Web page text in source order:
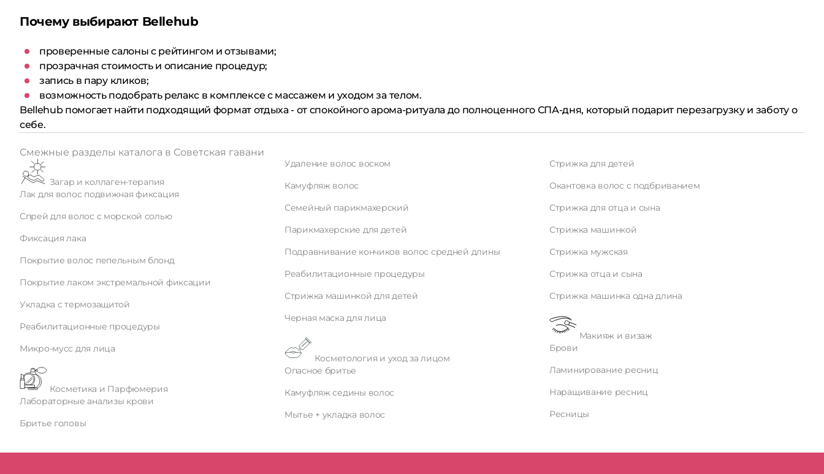
Почему выбирают Bellehub
проверенные салоны с рейтингом и отзывами;
прозрачная стоимость и описание процедур;
запись в пару кликов;
возможность подобрать релакс в комплексе с массажем и уходом за телом.
Bellehub помогает найти подходящий формат отдыха - от спокойного арома-ритуала до полноценного СПА-дня, который подарит перезагрузку и заботу о
себе.
Смежные разделы каталога в Советская гавани
Загар и коллаген-терапия
Лак для волос подвижная фиксация
Спрей для волос с морской солью
Фиксация лака
Покрытие волос пепельным блонд
Покрытие лаком экстремальной фиксации
Укладка с термозащитой
Реабилитационные процедуры
Микро-мусс для лица
Косметика и Парфюмерия
Лабораторные анализы крови
Бритье головы
Удаление волос воском
Камуфляж волос
Семейный парикмахерский
Парикмахерские для детей
Подравнивание кончиков волос средней длины
Реабилитационные процедуры
Стрижка машинкой для детей
Черная маска для лица
Косметология и уход за лицом
Опасное бритье
Камуфляж седины волос
Мытье + укладка волос
Стрижка для детей
Окантовка волос с подбриванием
Стрижка для отца и сына
Стрижка машинкой
Стрижка мужская
Стрижка отца и сына
Стрижка машинка одна длина
Макияж и визаж
Брови
Ламинирование ресниц
Наращивание ресниц
Ресницы